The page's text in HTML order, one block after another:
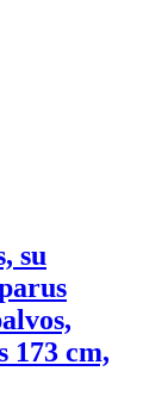
su
173 cm,